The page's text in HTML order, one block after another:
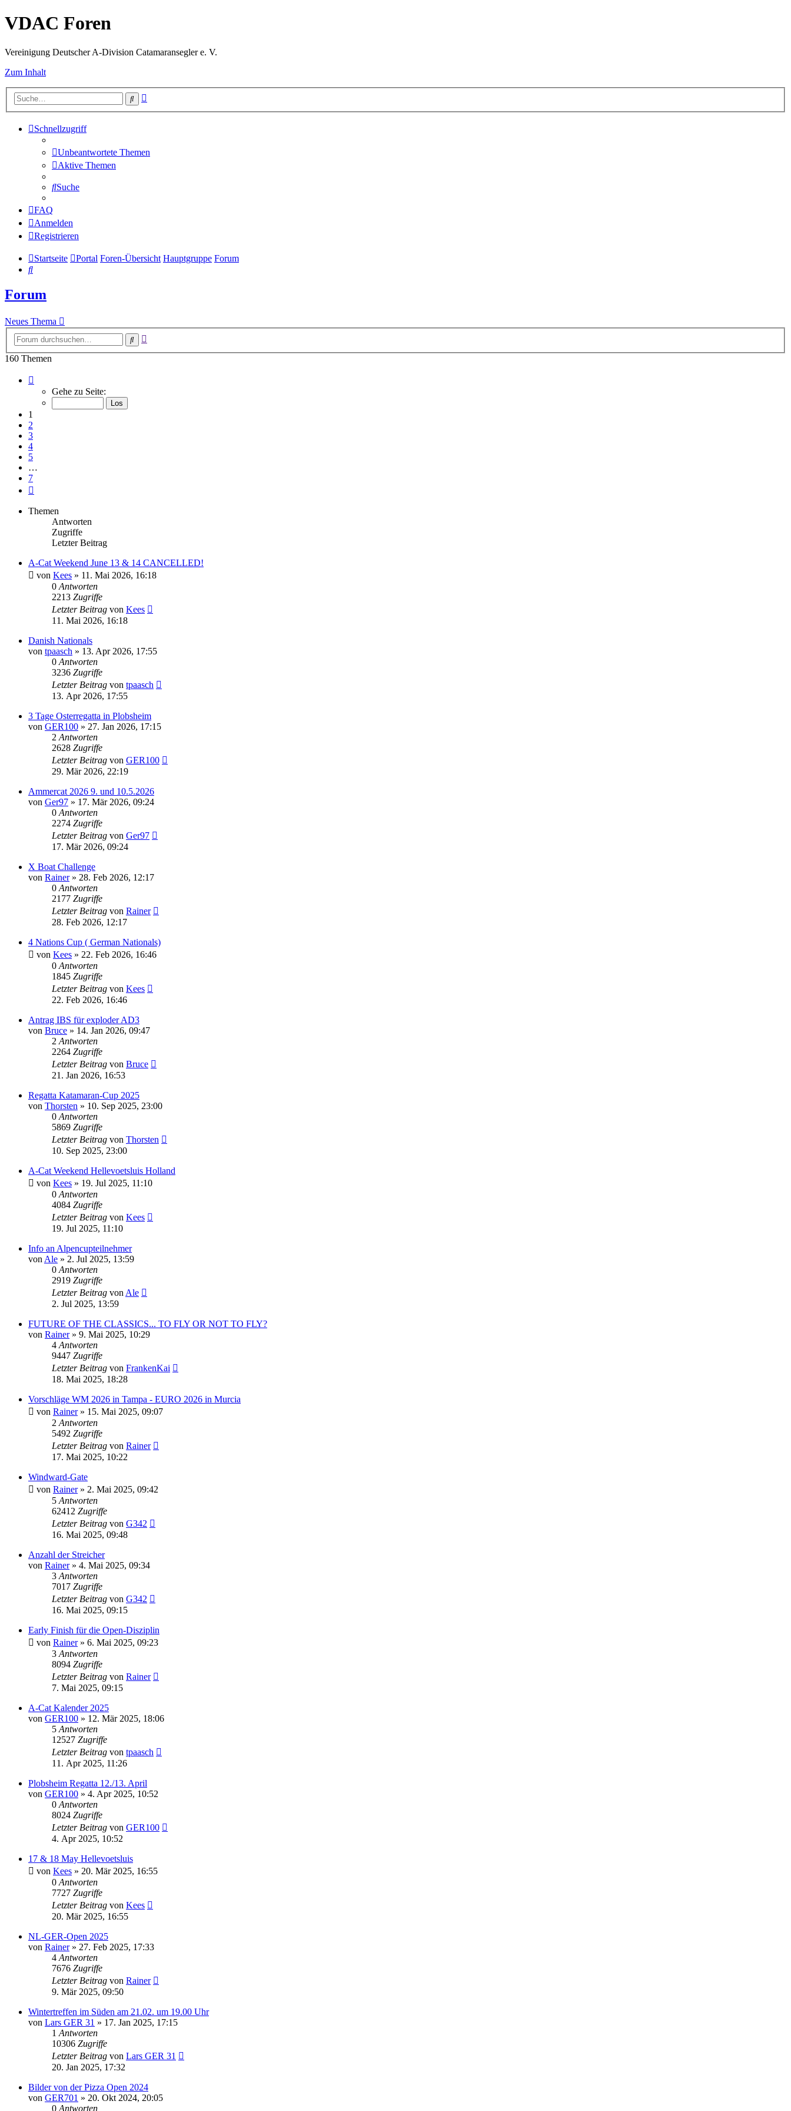
VDAC Foren
Vereinigung Deutscher A-Division Catamaransegler e. V.
Zum Inhalt
Suche
Schnellzugriff
Unbeantwortete Themen
Aktive Themen
Suche
FAQ
Anmelden
Registrieren
Startseite Portal Foren-Übersicht Hauptgruppe Forum
Suche
Forum
Neues Thema
Suche
160 Themen
von
Gehe zu Seite:
1
2
3
4
5
…
7
Themen
Antworten
Zugriffe
Letzter Beitrag
A-Cat Weekend June 13 & 14 CANCELLED!
von Kees » 11. Mai 2026, 16:18
0 Antworten
2213 Zugriffe
Letzter Beitrag von Kees
11. Mai 2026, 16:18
Danish Nationals
von tpaasch » 13. Apr 2026, 17:55
0 Antworten
3236 Zugriffe
Letzter Beitrag von tpaasch
13. Apr 2026, 17:55
3 Tage Osterregatta in Plobsheim
von GER100 » 27. Jan 2026, 17:15
2 Antworten
2628 Zugriffe
Letzter Beitrag von GER100
29. Mär 2026, 22:19
Ammercat 2026 9. und 10.5.2026
von Ger97 » 17. Mär 2026, 09:24
0 Antworten
2274 Zugriffe
Letzter Beitrag von Ger97
17. Mär 2026, 09:24
X Boat Challenge
von Rainer» 28. Feb 2026, 12:17
0 Antworten
2177 Zugriffe
Letzter Beitrag von Rainer
28. Feb 2026, 12:17
4 Nations Cup ( German Nationals)
von Kees » 22. Feb 2026, 16:46
0 Antworten
1845 Zugriffe
Letzter Beitrag von Kees
22. Feb 2026, 16:46
Antrag IBS für exploder AD3
von Bruce » 14. Jan 2026, 09:47
2 Antworten
2264 Zugriffe
Letzter Beitrag von Bruce
21. Jan 2026, 16:53
Regatta Katamaran-Cup 2025
von Thorsten » 10. Sep 2025, 23:00
0 Antworten
5869 Zugriffe
Letzter Beitrag von Thorsten
10. Sep 2025, 23:00
A-Cat Weekend Hellevoetsluis Holland
von Kees » 19. Jul 2025, 11:10
0 Antworten
4084 Zugriffe
Letzter Beitrag von Kees
19. Jul 2025, 11:10
Info an Alpencupteilnehmer
von Ale » 2. Jul 2025, 13:59
0 Antworten
2919 Zugriffe
Letzter Beitrag von Ale
2. Jul 2025, 13:59
FUTURE OF THE CLASSICS... TO FLY OR NOT TO FLY?
von Rainer» 9. Mai 2025, 10:29
4 Antworten
9447 Zugriffe
Letzter Beitrag von FrankenKai
18. Mai 2025, 18:28
Vorschläge WM 2026 in Tampa - EURO 2026 in Murcia
von Rainer» 15. Mai 2025, 09:07
2 Antworten
5492 Zugriffe
Letzter Beitrag von Rainer
17. Mai 2025, 10:22
Windward-Gate
von Rainer» 2. Mai 2025, 09:42
5 Antworten
62412 Zugriffe
Letzter Beitrag von G342
16. Mai 2025, 09:48
Anzahl der Streicher
von Rainer» 4. Mai 2025, 09:34
3 Antworten
7017 Zugriffe
Letzter Beitrag von G342
16. Mai 2025, 09:15
Early Finish für die Open-Disziplin
von Rainer» 6. Mai 2025, 09:23
3 Antworten
8094 Zugriffe
Letzter Beitrag von Rainer
7. Mai 2025, 09:15
A-Cat Kalender 2025
von GER100 » 12. Mär 2025, 18:06
5 Antworten
12527 Zugriffe
Letzter Beitrag von tpaasch
11. Apr 2025, 11:26
Plobsheim Regatta 12./13. April
von GER100 » 4. Apr 2025, 10:52
0 Antworten
8024 Zugriffe
Letzter Beitrag von GER100
4. Apr 2025, 10:52
17 & 18 May Hellevoetsluis
von Kees » 20. Mär 2025, 16:55
0 Antworten
7727 Zugriffe
Letzter Beitrag von Kees
20. Mär 2025, 16:55
NL-GER-Open 2025
von Rainer» 27. Feb 2025, 17:33
4 Antworten
7676 Zugriffe
Letzter Beitrag von Rainer
9. Mär 2025, 09:50
Wintertreffen im Süden am 21.02. um 19.00 Uhr
von Lars GER 31 » 17. Jan 2025, 17:15
1 Antworten
10306 Zugriffe
Letzter Beitrag von Lars GER 31
20. Jan 2025, 17:32
Bilder von der Pizza Open 2024
von GER701 » 20. Okt 2024, 20:05
0 Antworten